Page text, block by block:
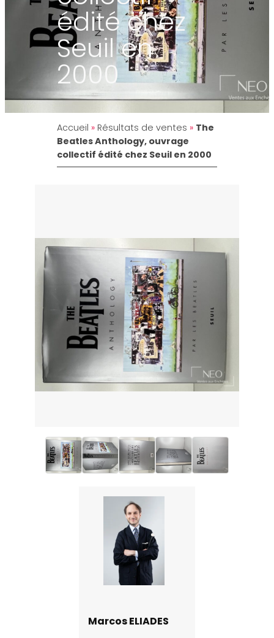
édité chez
Seuil en
2000
Accueil » Résultats de ventes » The
Beatles Anthology, ouvrage
collectif édité chez Seuil en 2000
Marcos ELIADES